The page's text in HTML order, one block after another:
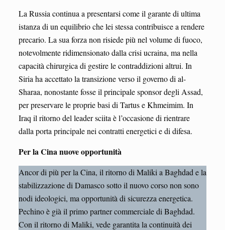
La Russia continua a presentarsi come il garante di ultima
istanza di un equilibrio che lei stessa contribuisce a rendere
precario. La sua forza non risiede più nel volume di fuoco,
notevolmente ridimensionato dalla crisi ucraina, ma nella
capacità chirurgica di gestire le contraddizioni altrui. In
Siria ha accettato la transizione verso il governo di al-
Sharaa, nonostante fosse il principale sponsor degli Assad,
per preservare le proprie basi di Tartus e Khmeimim. In
Iraq il ritorno del leader sciita è l’occasione di rientrare
dalla porta principale nei contratti energetici e di difesa.
Per la Cina nuove opportunità
Ancor di più per la Cina, il ritorno di Maliki a Baghdad e la
stabilizzazione di Damasco sotto il nuovo corso non sono
nodi ideologici, ma opportunità di sicurezza energetica.
Pechino è già il primo partner commerciale di Baghdad.
Con il ritorno di Maliki, vede garantita la continuità dei